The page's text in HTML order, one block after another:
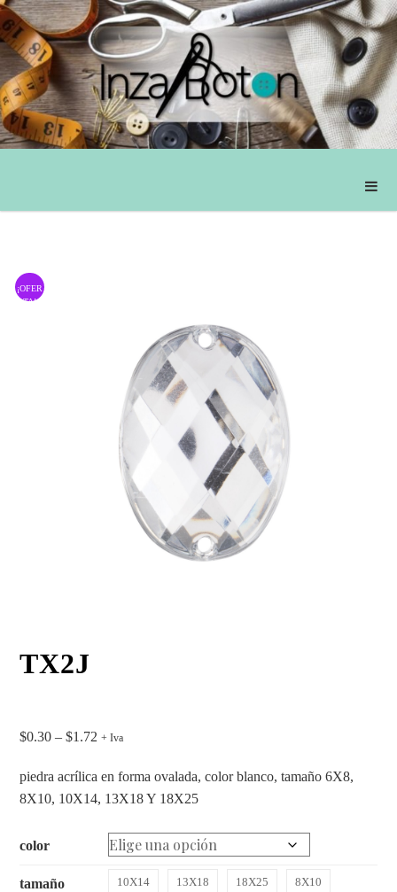
¡OFER
TA!
TX2J
$0.30 – $1.72 + Iva
piedra acrílica en forma ovalada, color blanco, tamaño 6X8,
8X10, 10X14, 13X18 Y 18X25
color
tamaño 10X14 13X18 18X25 8X10